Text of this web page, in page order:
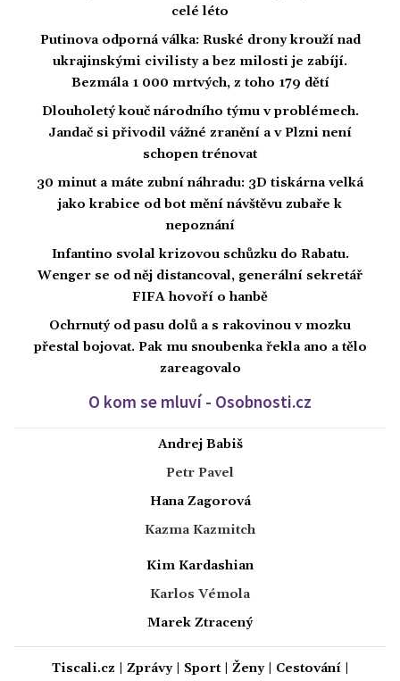
celé léto
Putinova odporná válka: Ruské drony krouží nad
ukrajinskými civilisty a bez milosti je zabíjí.
Bezmála 1 000 mrtvých, z toho 179 dětí
Dlouholetý kouč národního týmu v problémech.
Jandač si přivodil vážné zranění a v Plzni není
schopen trénovat
30 minut a máte zubní náhradu: 3D tiskárna velká
jako krabice od bot mění návštěvu zubaře k
nepoznání
Infantino svolal krizovou schůzku do Rabatu.
Wenger se od něj distancoval, generální sekretář
FIFA hovoří o hanbě
Ochrnutý od pasu dolů a s rakovinou v mozku
přestal bojovat. Pak mu snoubenka řekla ano a tělo
zareagovalo
O kom se mluví - Osobnosti.cz
Andrej Babiš
Petr Pavel
Hana Zagorová
Kazma Kazmitch
Kim Kardashian
Karlos Vémola
Marek Ztracený
Tiscali.cz Zprávy| Sport| Ženy| Cestování|